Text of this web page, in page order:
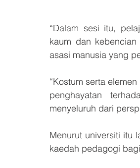
“Dalam sesi itu,
kaum dan
asasi manusia yang
“Kostum serta
penghayatan
menyeluruh dari
Menurut universiti itu
kaedah pedagogi